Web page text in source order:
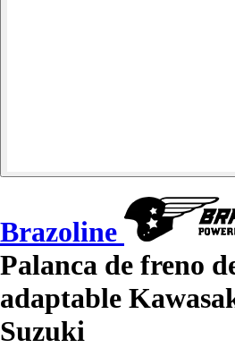
Brazoline
Palanca de freno
adaptable
Suzuki